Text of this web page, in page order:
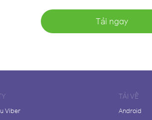
Tải ngay
Viber
TẢI VỀ
Android